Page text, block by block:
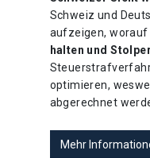
Schweiz und
aufzeigen, worauf
halten und
optimieren,
abgerechnet
Mehr